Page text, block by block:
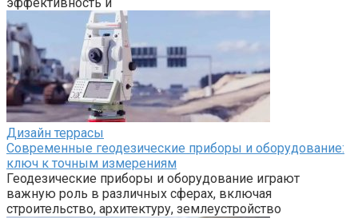
Дизайн террасы
Современные геодезические приборы и оборудование:
ключ к точным измерениям
Геодезические приборы и оборудование играют
важную роль в различных сферах, включая
строительство, архитектуру, землеустройство